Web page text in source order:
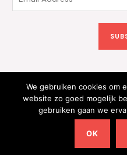
m
Copyright © 2026
We gebruiken cookies om
website zo goed mogelijk
gebruiken gaan we
OK